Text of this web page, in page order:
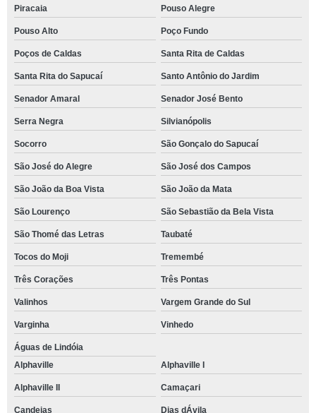
Piracaia Pouso Alegre
Pouso Alto Poço Fundo
Poços de Caldas Santa Rita de Caldas
Santa Rita do Sapucaí Santo Antônio do Jardim
Senador Amaral Senador José Bento
Serra Negra Silvianópolis
Socorro São Gonçalo do Sapucaí
São José do Alegre São José dos Campos
São João da Boa Vista São João da Mata
São Lourenço São Sebastião da Bela Vista
São Thomé das Letras Taubaté
Tocos do Moji Tremembé
Três Corações Três Pontas
Valinhos Vargem Grande do Sul
Varginha Vinhedo
Águas de Lindóia
Alphaville
Alphaville I
Alphaville II Camaçari
Candeias Dias dÁvila